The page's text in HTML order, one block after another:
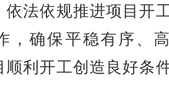
依法依规推进项目开
，确保平稳有序、
顺利开工创造良好条